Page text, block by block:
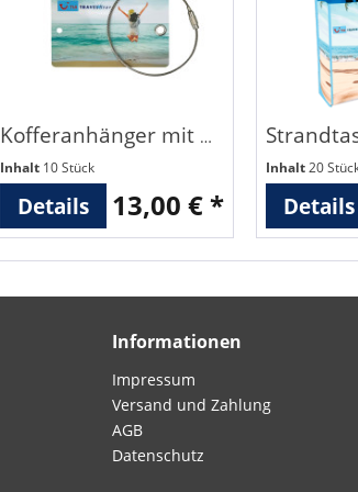
Kofferanhänger mit Metallschlinge
Inhalt 10 Stück
13,00 € *
Details
Inhalt20
Details
Informationen
Impressum
Versand und Zahlung
AGB
Datenschutz